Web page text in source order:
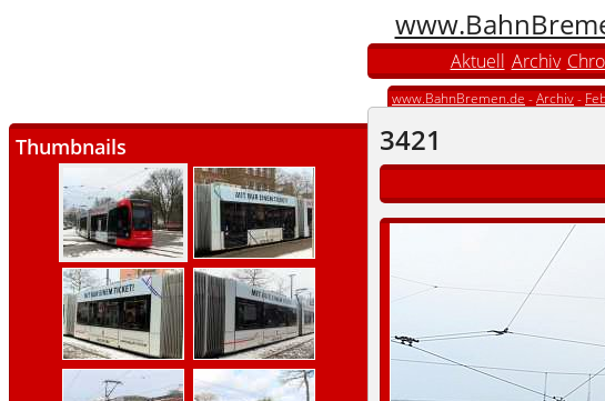
Aktuell Archiv
Thumbnails
www.BahnBremen.de -Archiv-
3421